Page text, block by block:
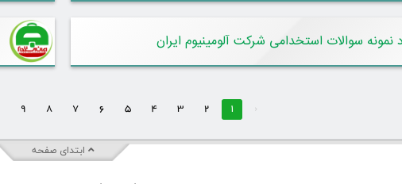
نمونه سوالات استخدامی شرکت آلومینیوم ایران
‹
1
2
3
4
5
6
7
8
9
ابتدای صفحه